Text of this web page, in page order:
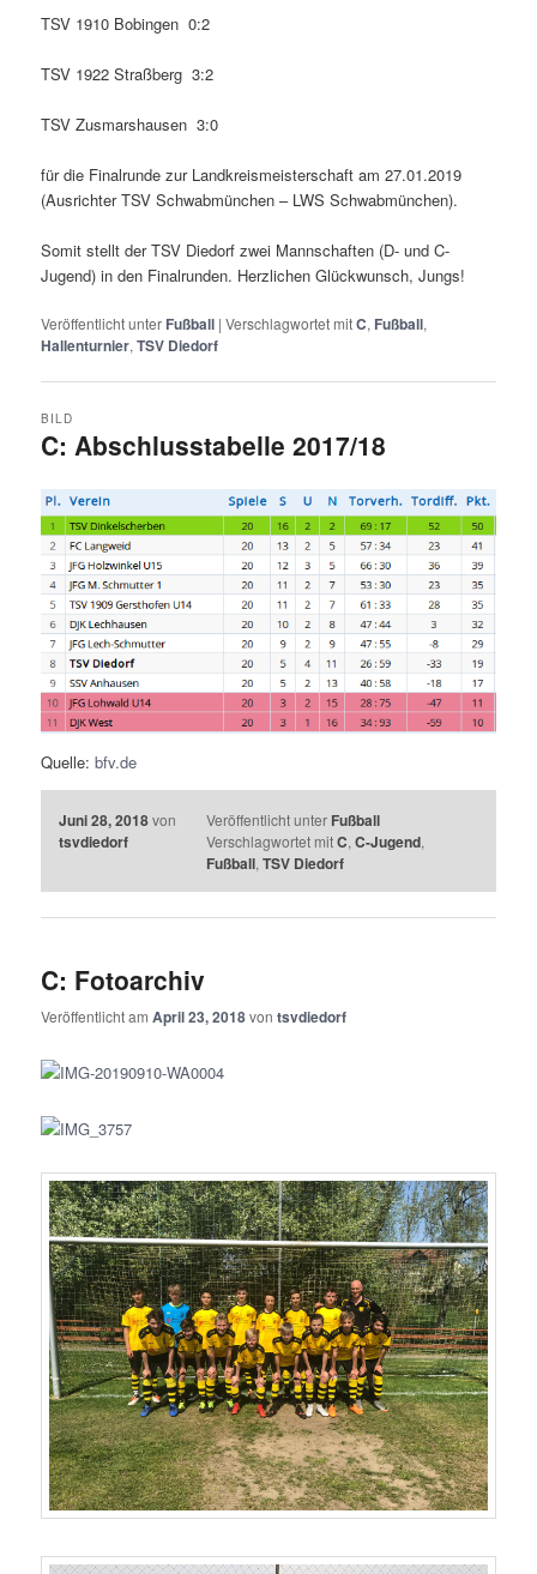
TSV 1910 Bobingen 0:2
TSV 1922 Straßberg 3:2
TSV Zusmarshausen 3:0
für die Finalrunde zur Landkreismeisterschaft am 27.01.2019
(Ausrichter TSV Schwabmünchen – LWS Schwabmünchen).
Somit stellt der TSV Diedorf zwei Mannschaften (D- und C-
Jugend) in den Finalrunden. Herzlichen Glückwunsch, Jungs!
Veröffentlicht unter Fußball |Verschlagwortet mitC, Fußball,
Hallenturnier,TSV Diedorf
C: Abschlusstabelle 2017/18
BILD
Quelle:bfv.de
Juni 28, 2018von
tsvdiedorf
Veröffentlicht unter Fußball
Verschlagwortet mit C, C-Jugend,
Fußball, TSV Diedorf
C: Fotoarchiv
Veröffentlicht amApril 23, 2018vontsvdiedorf